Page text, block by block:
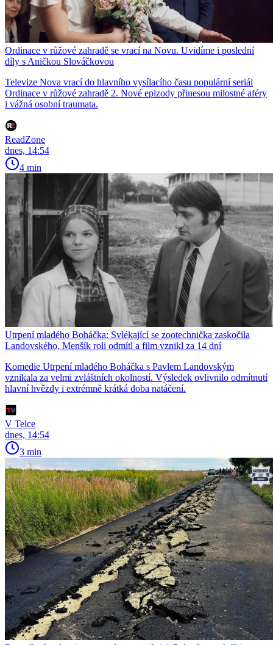
Ordinace v růžové zahradě se vrací na Novu. Uvidíme i poslední
díly s Aničkou Slováčkovou
Televize Nova vrací do hlavního vysílacího času populární seriál
Ordinace v růžové zahradě 2. Nové epizody přinesou milostné aféry
i vážná osobní traumata.
ReadZone
dnes, 14:54
4 min
Utrpení mladého Boháčka: Svlékající se zootechnička zaskočila
Landovského, Menšík roli odmítl a film vznikl za 14 dní
Komedie Utrpení mladého Boháčka s Pavlem Landovským
vznikala za velmi zvláštních okolností. Výsledek ovlivnilo odmítnutí
hlavní hvězdy i extrémně krátká doba natáčení.
V Telce
dnes, 14:54
3 min